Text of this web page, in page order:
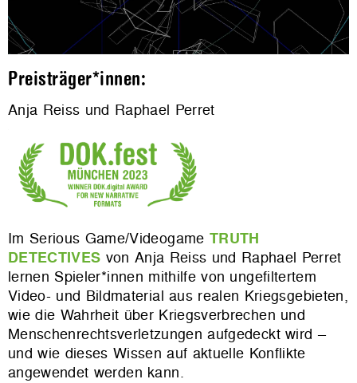
Preisträger*innen:
Anja Reiss und Raphael Perret
Im Serious Game/Videogame TRUTH
DETECTIVES von Anja Reiss und Raphael Perret
lernen Spieler*innen mithilfe von ungefiltertem
Video- und Bildmaterial aus realen Kriegsgebieten,
wie die Wahrheit über Kriegsverbrechen und
Menschenrechtsverletzungen aufgedeckt wird –
und wie dieses Wissen auf aktuelle Konflikte
angewendet werden kann.